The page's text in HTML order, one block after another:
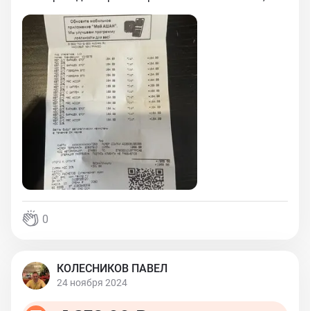
0
КОЛЕСНИКОВ ПАВЕЛ
24 ноября 2024